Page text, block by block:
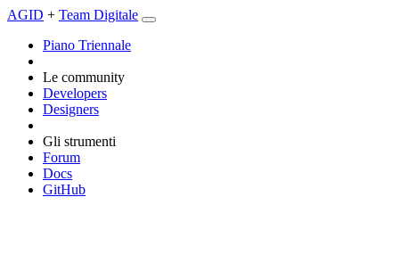
AGID + Team Digitale
Piano Triennale
Le community
Developers
Designers
Gli strumenti
Forum
Docs
GitHub